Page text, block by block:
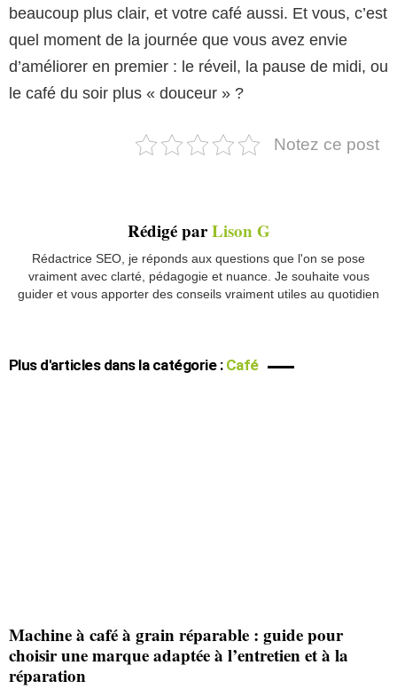
beaucoup plus clair, et votre café aussi. Et vous, c’est
quel moment de la journée que vous avez envie
d’améliorer en premier : le réveil, la pause de midi, ou
le café du soir plus « douceur » ?
Notez ce post
Rédigé parLison G
Rédactrice SEO, je réponds aux questions que l'on se pose
vraiment avec clarté, pédagogie et nuance. Je souhaite vous
guider et vous apporter des conseils vraiment utiles au quotidien
Plus d'articles dans la catégorie : Café
Machine à café à grain réparable : guide pour
choisir une marque adaptée à l’entretien et à la
réparation